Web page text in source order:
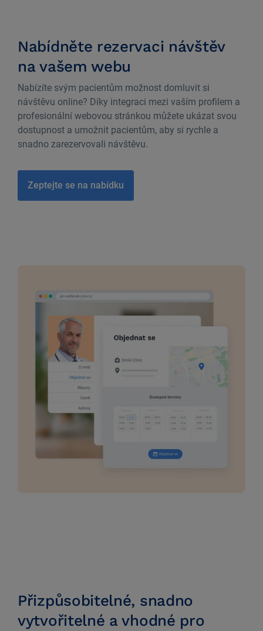
Nabídněte rezervaci návštěv
na vašem webu
Nabízíte svým pacientům možnost domluvit si
návštěvu online? Díky integraci mezi vaším profilem a
profesionální webovou stránkou můžete ukázat svou
dostupnost a umožnit pacientům, aby si rychle a
snadno zarezervovali návštěvu.
Zeptejte se na nabídku
Přizpůsobitelné, snadno
vytvořitelné a vhodné pro